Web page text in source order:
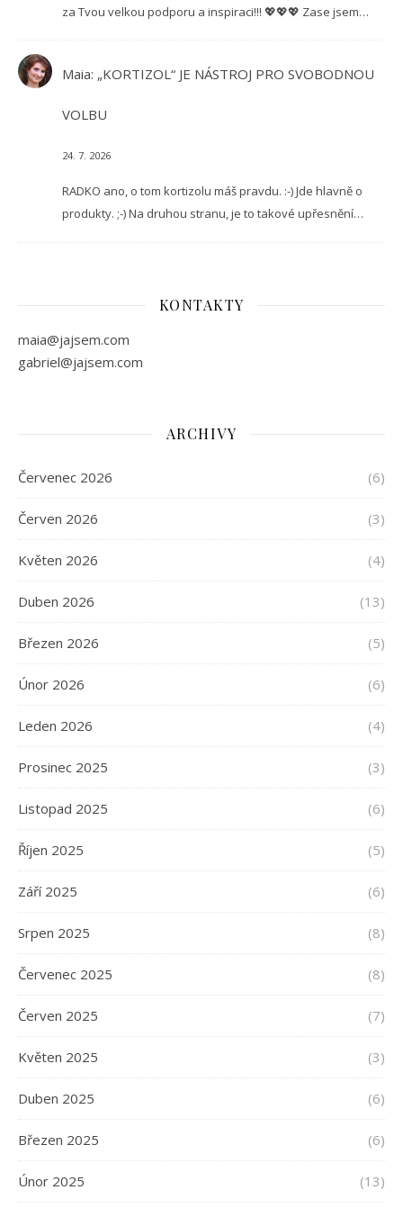
za Tvou velkou podporu a inspiraci!!! 💖💖💖 Zase jsem…
Maia: „KORTIZOL“ JE NÁSTROJ PRO SVOBODNOU
VOLBU
24. 7. 2026
RADKO ano, o tom kortizolu máš pravdu. :-) Jde hlavně o
produkty. ;-) Na druhou stranu, je to takové upřesnění…
KONTAKTY
maia@jajsem.com
gabriel@jajsem.com
ARCHIVY
Červenec 2026 (6)
Červen 2026 (3)
Květen 2026 (4)
Duben 2026 (13)
Březen 2026 (5)
Únor 2026 (6)
Leden 2026 (4)
Prosinec 2025 (3)
Listopad 2025 (6)
Říjen 2025 (5)
Září 2025 (6)
Srpen 2025 (8)
Červenec 2025 (8)
Červen 2025 (7)
Květen 2025 (3)
Duben 2025 (6)
Březen 2025 (6)
Únor 2025 (13)